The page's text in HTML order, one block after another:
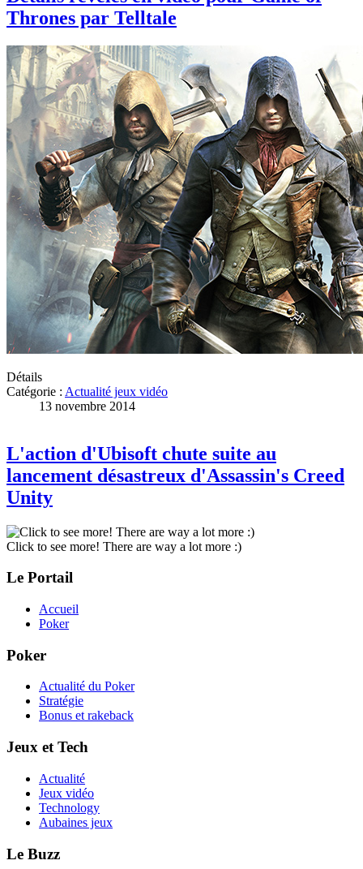
Thrones par Telltale
Détails
Catégorie : Actualité jeux vidéo
13 novembre 2014
L'action d'Ubisoft chute suite au
lancement désastreux d'Assassin's Creed
Unity
Click to see more! There are way a lot more :)
Le Portail
Accueil
Poker
Poker
Actualité du Poker
Stratégie
Bonus et rakeback
Jeux et Tech
Actualité
Jeux vidéo
Technology
Aubaines jeux
Le Buzz